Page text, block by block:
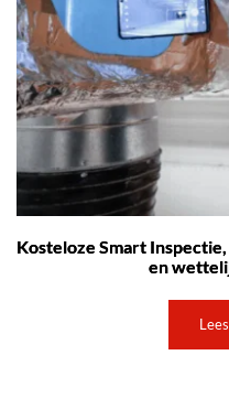
Kosteloze Smart
en